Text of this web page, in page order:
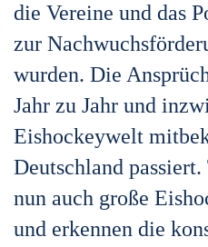
die Vereine und das
zur
wurden. Die
Jahr zu Jahr und
Eishockeywelt
Deutschland
nun auch große
und erkennen die